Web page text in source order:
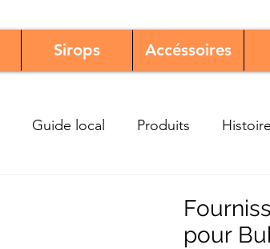
Sirops Accéssoires
Guide local Produits Histoire
pour